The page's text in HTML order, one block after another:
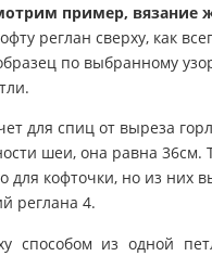
пример, вязание
реглан сверху, как
по выбранному
для спиц от выреза
шеи, она равна 36см.
для кофточки, но из них
реглана 4.
способом из одной